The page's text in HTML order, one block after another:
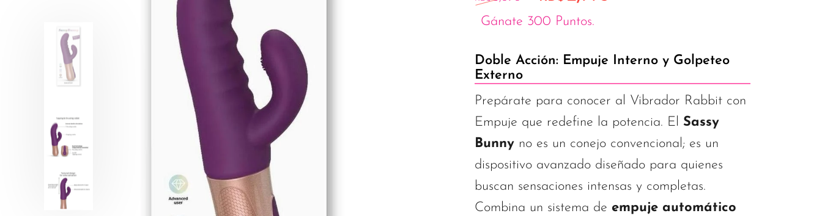
Gánate 300 Puntos.
Doble Acción: Empuje Interno y Golpeteo
Externo
Prepárate para conocer al Vibrador Rabbit con
Empuje que redefine la potencia. El Sassy
Bunny no es un conejo convencional; es un
dispositivo avanzado diseñado para quienes
buscan sensaciones intensas y completas.
Combina un sistema de empuje automático